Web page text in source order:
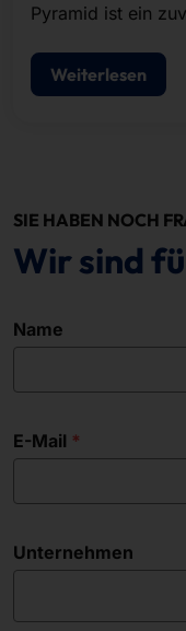
Pyramid ist ein
Weiterlesen
SIE HABEN NOCH
Wir sind
Name
E-Mail
Unternehmen